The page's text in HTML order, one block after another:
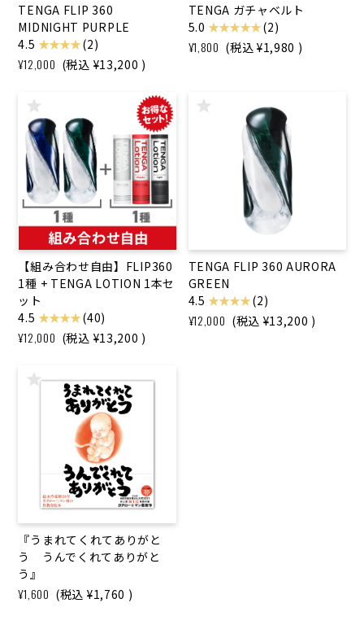
TENGA FLIP 360
MIDNIGHT PURPLE
4.5 ★ ★ ★ ★(2)
¥12,000 (税込 ¥13,200 )
TENGA ガチャベルト
5.0 ★ ★ ★ ★ ★(2)
¥1,800 (税込 ¥1,980 )
【組み合わせ自由】FLIP360
1種 + TENGA LOTION 1本セ
ット
4.5 ★ ★ ★ ★(40)
¥12,000 (税込 ¥13,200 )
TENGA FLIP 360 AURORA
GREEN
4.5 ★ ★ ★ ★(2)
¥12,000 (税込 ¥13,200 )
『うまれてくれてありがと
う うんでくれてありがと
う』
¥1,600 (税込 ¥1,760 )